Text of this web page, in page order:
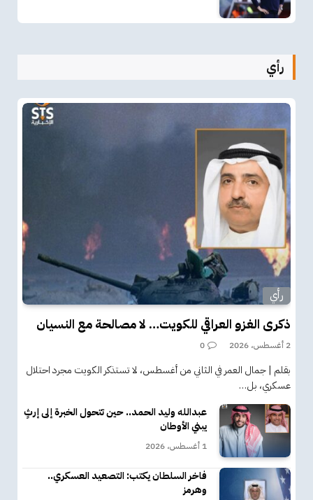
رأي
رأي
ذكرى الغزو العراقي للكويت… لا مصالحة مع النسيان
2 أغسطس، 2026 0
بقلم | جمال العمر في الثاني من أغسطس، لا تستذكر الكويت مجرد احتلال
عسكري، بل…
عبدالله وليد الحمد.. حين تتحول الخبرة إلى إرثٍ
يبني الأوطان
1 أغسطس، 2026
فاخر السلطان يكتب: التصعيد العسكري..
وهرمز